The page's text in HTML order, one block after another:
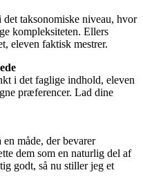
taksonomiske niveau, hvor
kompleksiteten. Ellers
eleven faktisk mestrer.
i det faglige indhold, eleven
præferencer. Lad dine
måde, der bevarer
dem som en naturlig del af
godt, så nu stiller jeg et